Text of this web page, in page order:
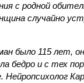
с родной
случайно
было 115 лет,
бедро и с тех
Нейропсихолог